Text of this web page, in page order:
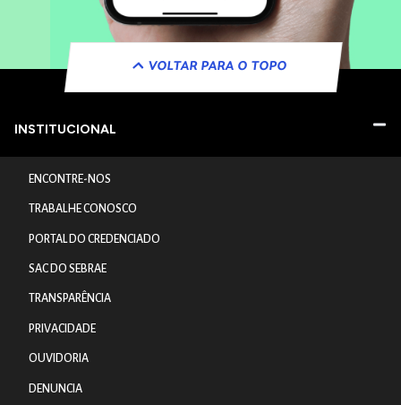
VOLTAR PARA O TOPO
INSTITUCIONAL
ENCONTRE-NOS
TRABALHE CONOSCO
PORTAL DO CREDENCIADO
SAC DO SEBRAE
TRANSPARÊNCIA
PRIVACIDADE
OUVIDORIA
DENUNCIA